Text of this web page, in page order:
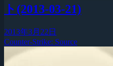
ト(2013-03-21)
2013年3月22日
Counter-Strike: Source